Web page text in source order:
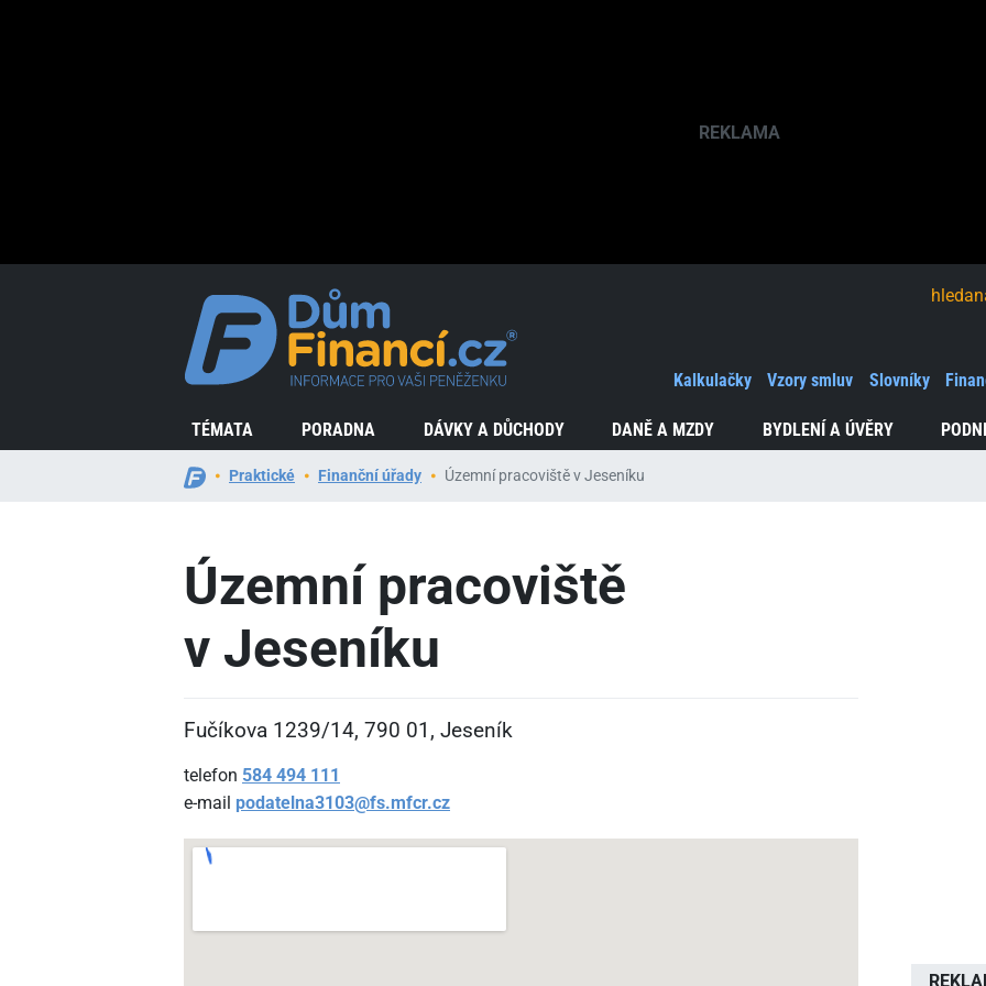
TÉMATA PORADNA DÁVKY A DŮCHODY DANĚ A MZDY BYDLENÍ A ÚVĚRY
Kalkulačky Vzory smluv Slovníky
Praktické Finanční úřady Územní pracoviště v Jeseníku
Územní pracoviště
v Jeseníku
Fučíkova 1239/14, 790 01, Jeseník
telefon 584 494 111
e-mail podatelna3103@fs.mfcr.cz